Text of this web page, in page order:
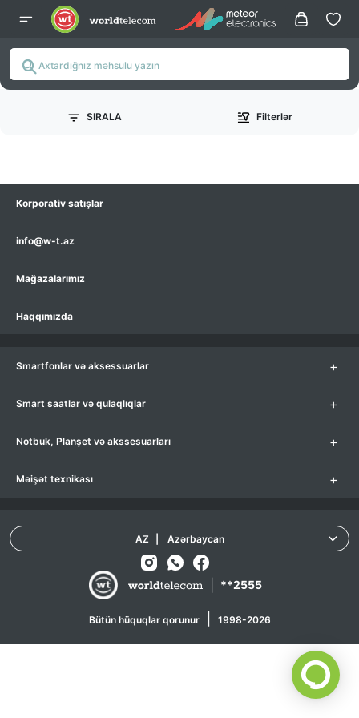
SIRALA Filterlər
Korporativ satışlar
info@w-t.az
Mağazalarımız
Haqqımızda
Smartfonlar və aksessuarlar +
Smart saatlar və qulaqlıqlar +
Notbuk, Planşet və akssesuarları +
Məişət texnikası +
**2555
Bütün hüquqlar qorunur 1998-2026
AZ Azərbaycan